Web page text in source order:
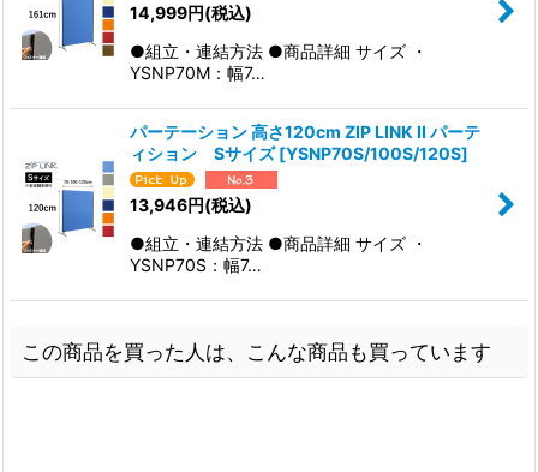
14,999円(税込)
●組立・連結方法 ●商品詳細 サイズ ・
YSNP70M：幅7…
パーテーション 高さ120cm ZIP LINK II パーテ
ィション Sサイズ[YSNP70S/100S/120S]
13,946円(税込)
●組立・連結方法 ●商品詳細 サイズ ・
YSNP70S：幅7…
この商品を買った人は、こんな商品も買っています